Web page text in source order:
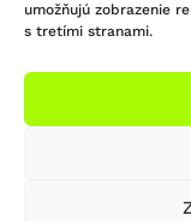
umožňujú zobrazenie
s tretími stranami.
OTVÁRACIE HODINY